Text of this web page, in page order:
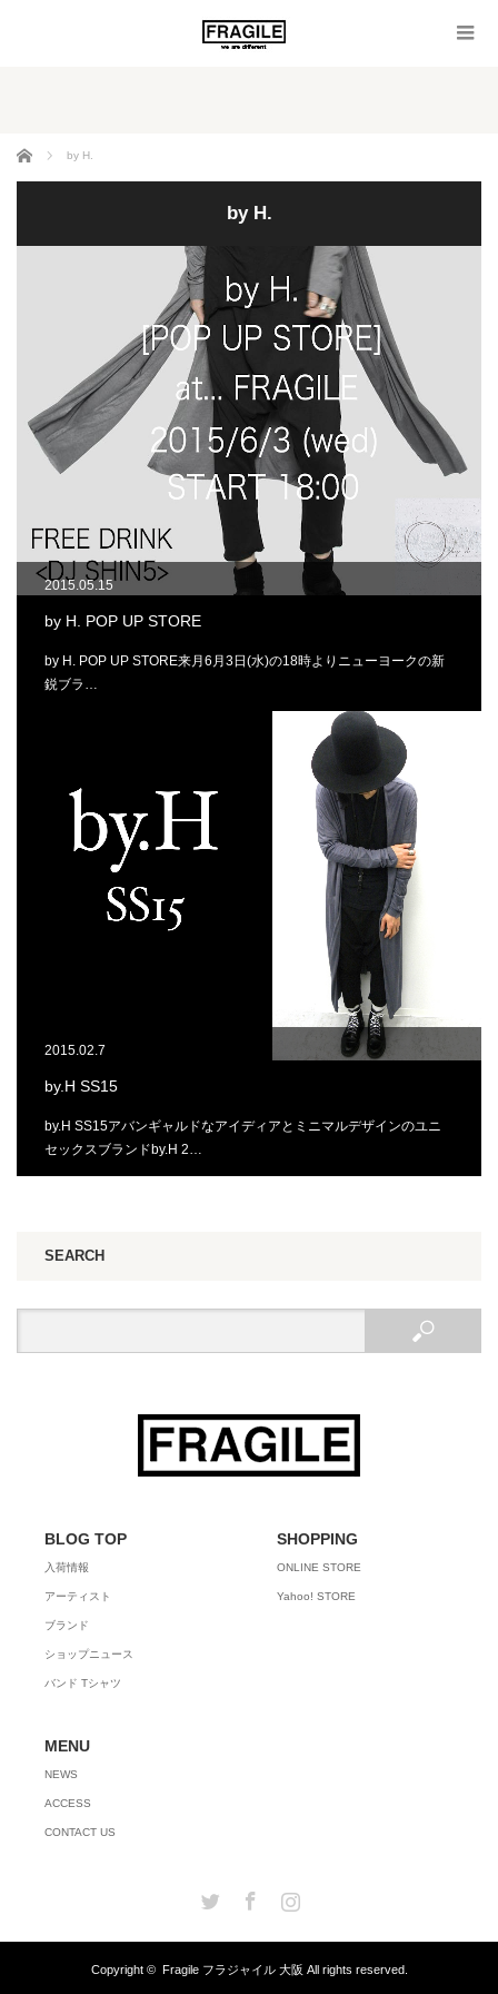
ホーム by H.
by H.
2015.05.15
by H. POP UP STORE
by H. POP UP STORE来月6月3日(水)の18時よりニューヨークの新
鋭ブラ…
2015.02.7
by.H SS15
by.H SS15アバンギャルドなアイディアとミニマルデザインのユニ
セックスブランドby.H 2…
SEARCH
BLOG TOP
入荷情報
アーティスト
ブランド
ショップニュース
バンド Tシャツ
SHOPPING
ONLINE STORE
Yahoo! STORE
MENU
NEWS
ACCESS
CONTACT US
Twitter Facebook
Copyright © Fragile フラジャイル 大阪 All rights reserved.